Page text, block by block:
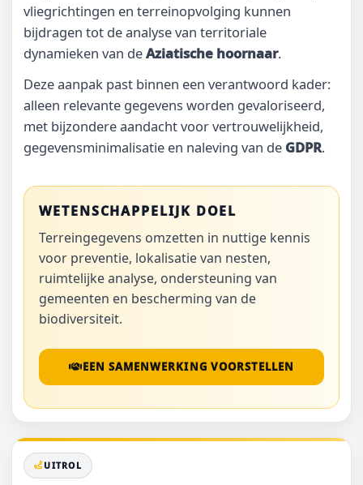
vliegrichtingen en terreinopvolging kunnen
bijdragen tot de analyse van territoriale
dynamieken van deAziatische hoornaar.
Deze aanpak past binnen een verantwoord kader:
alleen relevante gegevens worden gevaloriseerd,
met bijzondere aandacht voor vertrouwelijkheid,
gegevensminimalisatie en naleving van de GDPR.
WETENSCHAPPELIJK DOEL
Terreingegevens omzetten in nuttige kennis
voor preventie, lokalisatie van nesten,
ruimtelijke analyse, ondersteuning van
gemeenten en bescherming van de
biodiversiteit.
EEN SAMENWERKING VOORSTELLEN
UITROL